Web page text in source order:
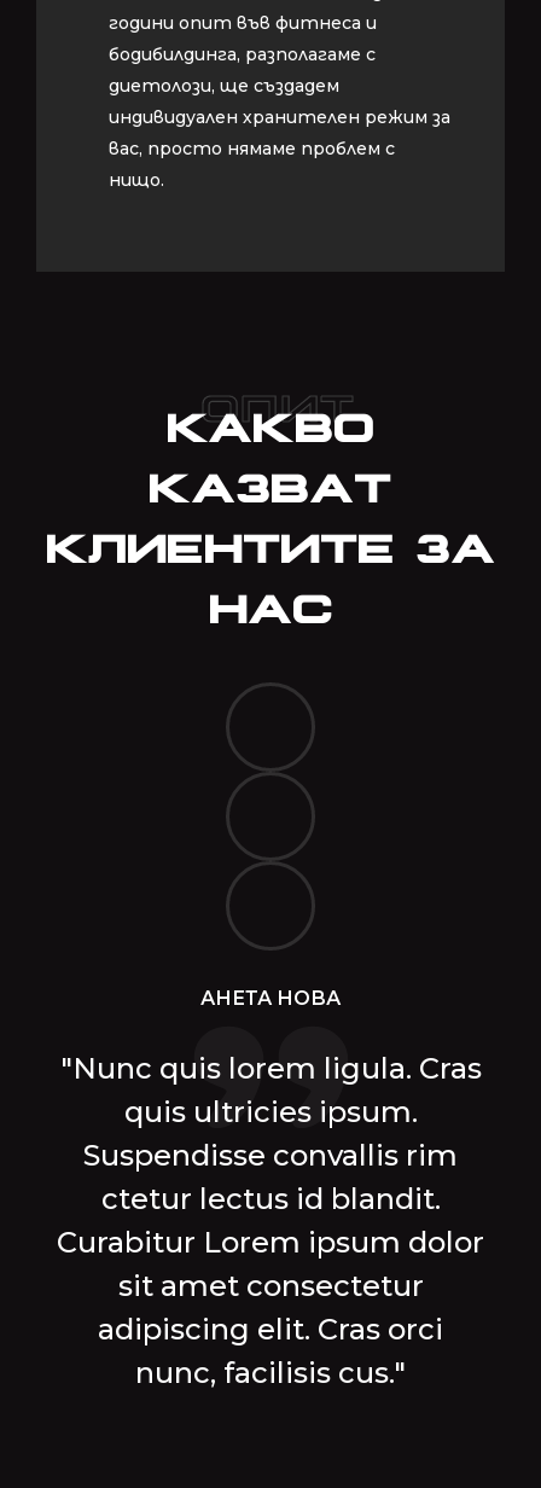
години опит във фитнеса и
бодибилдинга, разполагаме с
диетолози, ще създадем
индивидуален хранителен режим за
вас, просто нямаме проблем с
нищо.
години опит във фитнеса и
бодибилдинга, разполагаме с
диетолози, ще създадем
индивидуален хранителен режим за
вас, просто нямаме проблем с
КАКВО
КАЗВАТ
КЛИЕНТИТЕ ЗА
НАС
ОПИТ
АНЕТА НОВА
"Nunc quis lorem ligula. Cras
quis ultricies ipsum.
Suspendisse convallis rim
ctetur lectus id blandit.
Curabitur Lorem ipsum dolor
sit amet consectetur
adipiscing elit. Cras orci
nunc, facilisis cus."